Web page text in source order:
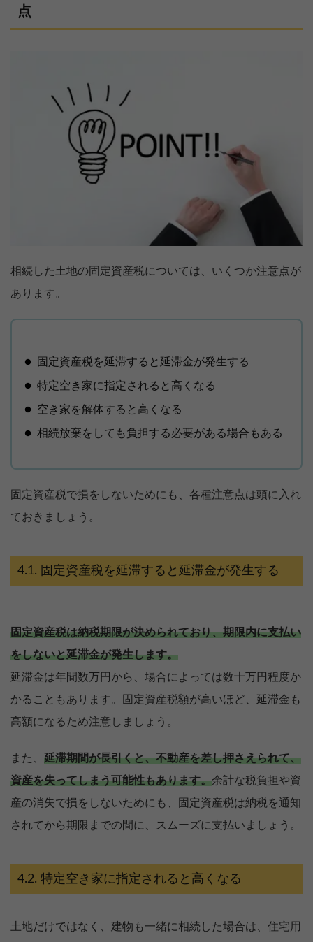
点
相続した土地の固定資産税については、いくつか注意点が
あります。
固定資産税を延滞すると延滞金が発生する
特定空き家に指定されると高くなる
空き家を解体すると高くなる
相続放棄をしても負担する必要がある場合もある
固定資産税で損をしないためにも、各種注意点は頭に入れ
ておきましょう。
固定資産税を延滞すると延滞金が発生する
固定資産税は納税期限が決められており、期限内に支払い
をしないと延滞金が発生します。
延滞金は年間数万円から、場合によっては数十万円程度か
かることもあります。固定資産税額が高いほど、延滞金も
高額になるため注意しましょう。
また、 延滞期間が長引くと、不動産を差し押さえられて、
資産を失ってしまう可能性もあります。余計な税負担や資
産の消失で損をしないためにも、固定資産税は納税を通知
されてから期限までの間に、スムーズに支払いましょう。
特定空き家に指定されると高くなる
土地だけではなく、建物も一緒に相続した場合は、住宅用